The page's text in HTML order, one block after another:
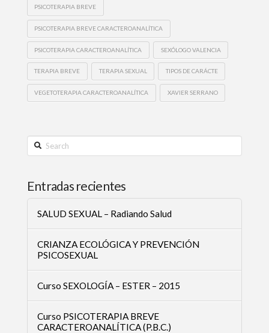
PSICOTERAPIA BREVE
PSICOTERAPIA BREVE CARACTEROANALÍTICA
PSICOTERAPIA CARACTEROANALÍTICA SEXÓLOGO VALENCIA
TERAPIA BREVE TERAPIA SEXUAL TIPOS DE CARÁCTE
VEGETOTERAPIA CARACTEROANALÍTICA XAVIER SERRANO
Search
Entradas recientes
SALUD SEXUAL – Radiando Salud
CRIANZA ECOLÓGICA Y PREVENCIÓN
PSICOSEXUAL
Curso SEXOLOGÍA – ESTER – 2015
Curso PSICOTERAPIA BREVE
CARACTEROANALÍTICA (P.B.C.)